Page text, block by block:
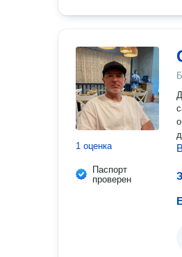
1 оценка
Паспорт
проверен